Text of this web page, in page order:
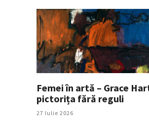
Femei în artă – Grace
pictorița fără reguli
27 Iulie 2026